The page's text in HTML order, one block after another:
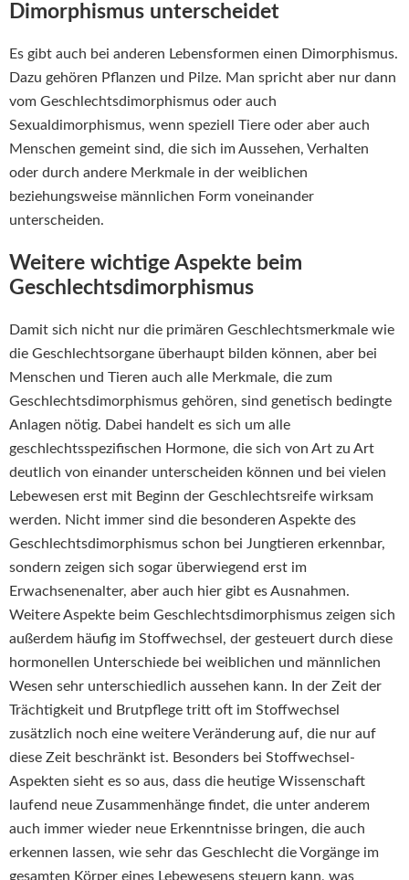
Dimorphismus unterscheidet
Es gibt auch bei anderen Lebensformen einen Dimorphismus.
Dazu gehören Pflanzen und Pilze. Man spricht aber nur dann
vom Geschlechtsdimorphismus oder auch
Sexualdimorphismus, wenn speziell Tiere oder aber auch
Menschen gemeint sind, die sich im Aussehen, Verhalten
oder durch andere Merkmale in der weiblichen
beziehungsweise männlichen Form voneinander
unterscheiden.
Weitere wichtige Aspekte beim
Geschlechtsdimorphismus
Damit sich nicht nur die primären Geschlechtsmerkmale wie
die Geschlechtsorgane überhaupt bilden können, aber bei
Menschen und Tieren auch alle Merkmale, die zum
Geschlechtsdimorphismus gehören, sind genetisch bedingte
Anlagen nötig. Dabei handelt es sich um alle
geschlechtsspezifischen Hormone, die sich von Art zu Art
deutlich von einander unterscheiden können und bei vielen
Lebewesen erst mit Beginn der Geschlechtsreife wirksam
werden. Nicht immer sind die besonderen Aspekte des
Geschlechtsdimorphismus schon bei Jungtieren erkennbar,
sondern zeigen sich sogar überwiegend erst im
Erwachsenenalter, aber auch hier gibt es Ausnahmen.
Weitere Aspekte beim Geschlechtsdimorphismus zeigen sich
außerdem häufig im Stoffwechsel, der gesteuert durch diese
hormonellen Unterschiede bei weiblichen und männlichen
Wesen sehr unterschiedlich aussehen kann. In der Zeit der
Trächtigkeit und Brutpflege tritt oft im Stoffwechsel
zusätzlich noch eine weitere Veränderung auf, die nur auf
diese Zeit beschränkt ist. Besonders bei Stoffwechsel-
Aspekten sieht es so aus, dass die heutige Wissenschaft
laufend neue Zusammenhänge findet, die unter anderem
auch immer wieder neue Erkenntnisse bringen, die auch
erkennen lassen, wie sehr das Geschlecht die Vorgänge im
gesamten Körper eines Lebewesens steuern kann, was